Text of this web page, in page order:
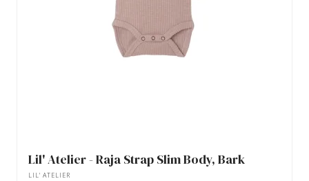
Lil' Atelier - Raja Strap Slim Body, Bark
LIL' ATELIER